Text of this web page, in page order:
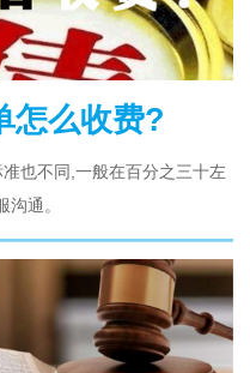
怎么收费?
也不同,一般在百分之三十左
通。